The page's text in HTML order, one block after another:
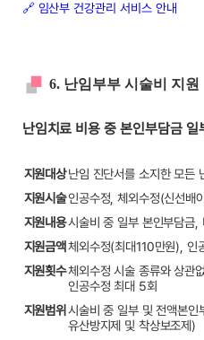
🔗 임산부 건강관리 서비스 안내
6. 난임부부 시술비 지원
난임치료 비용 중 본인부담금 일
지원대상난임 진단서를 소지한 모든
지원시술인공수정, 체외수정(신선배
지원내용시술비 중 일부 본인부담금,
지원금액 체외수정(최대110만원), 인
지원횟수체외수정 시술 종류와 상관
인공수정 최대 5회
지원범위 시술비 중 일부 및 전액본인
유산방지제 및 착상보조제)